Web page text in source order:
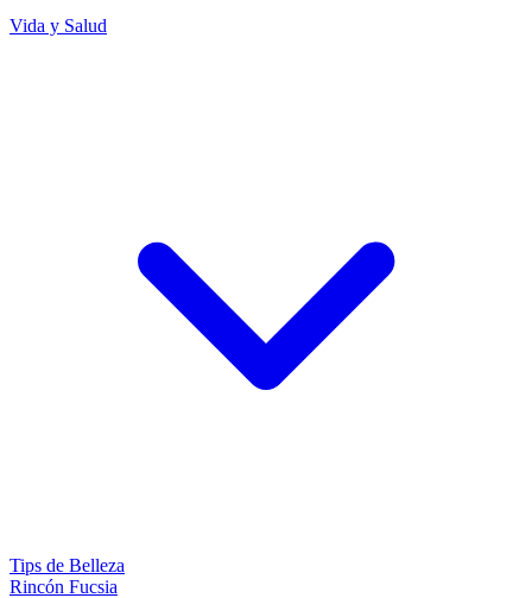
Vida y Salud
Tips de Belleza
Rincón Fucsia